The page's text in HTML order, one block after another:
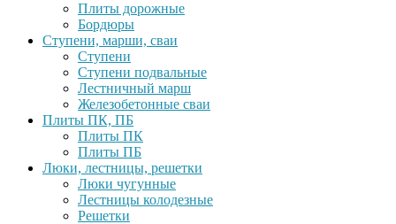
Плиты дорожные
Бордюры
Ступени, марши, сваи
Ступени
Ступени подвальные
Лестничный марш
Железобетонные сваи
Плиты ПК, ПБ
Плиты ПК
Плиты ПБ
Люки, лестницы, решетки
Люки чугунные
Лестницы колодезные
Решетки